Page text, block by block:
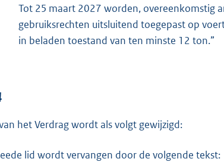
Tot 25 maart 2027 worden, overeenkomstig
gebruiksrechten uitsluitend toegepast op
in beladen toestand van ten minste 12 ton.”
het Verdrag wordt als volgt gewijzigd:
lid wordt vervangen door de volgende tekst: